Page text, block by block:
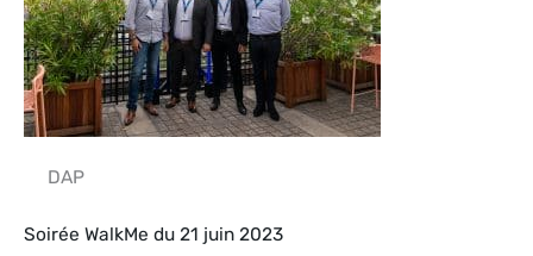
DAP
Soirée WalkMe du 21 juin 2023